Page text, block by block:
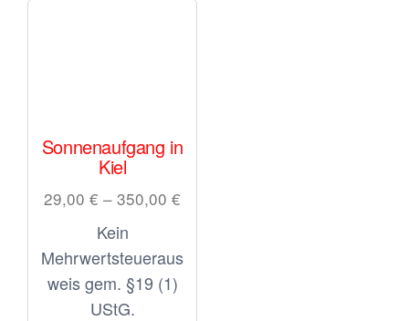
Sonnenaufgang in
Kiel
29,00€ –350,00€
Kein
Mehrwertsteueraus
weis gem. §19 (1)
UStG.